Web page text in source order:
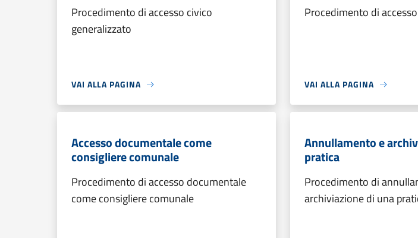
Procedimento di accesso civico
generalizzato
VAI ALLA PAGINA
Procedimento di
VAI ALLA PAGINA
Accesso documentale come
consigliere comunale
Procedimento di accesso documentale
come consigliere comunale
Annullamento e
pratica
Procedimento di
archiviazione di una